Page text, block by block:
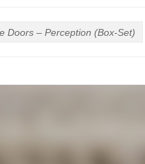
Doors – Perception (Box-Set)